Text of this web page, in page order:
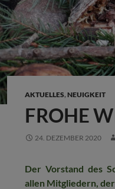
AKTUELLES,NEUIGKEIT
FROHE
24. DEZEMBER 2020
Der Vorstand des
allen Mitgliedern,